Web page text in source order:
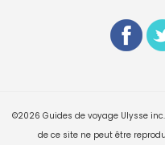
©2026 Guides de voyage Ulysse
de ce site ne peut être